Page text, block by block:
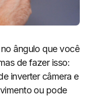
ângulo que você
de fazer isso:
inverter câmera e
ou pode